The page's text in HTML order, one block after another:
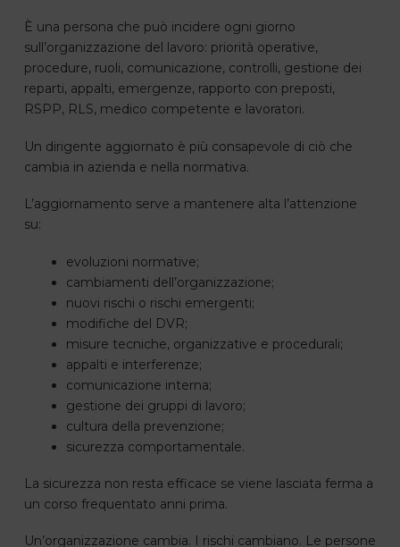
È una persona che può incidere ogni giorno
sull’organizzazione del lavoro: priorità operative,
procedure, ruoli, comunicazione, controlli, gestione dei
reparti, appalti, emergenze, rapporto con preposti,
RSPP, RLS, medico competente e lavoratori.
Un dirigente aggiornato è più consapevole di ciò che
cambia in azienda e nella normativa.
L’aggiornamento serve a mantenere alta l’attenzione
su:
evoluzioni normative;
cambiamenti dell’organizzazione;
nuovi rischi o rischi emergenti;
modifiche del DVR;
misure tecniche, organizzative e procedurali;
appalti e interferenze;
comunicazione interna;
gestione dei gruppi di lavoro;
cultura della prevenzione;
sicurezza comportamentale.
La sicurezza non resta efficace se viene lasciata ferma a
un corso frequentato anni prima.
Un’organizzazione cambia. I rischi cambiano. Le persone